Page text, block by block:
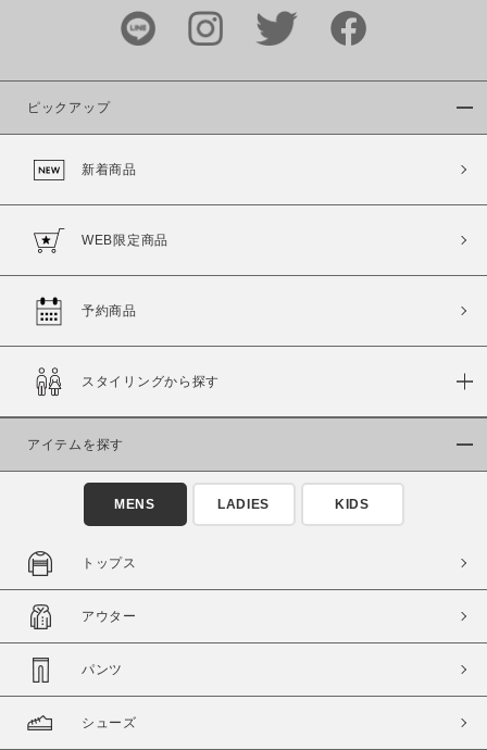
カラー
商品タイプ
通常商品
セール価格 WEB限定
在庫
在庫あり
ピックアップ
新着商品
WEB限定商品
予約商品
スタイリングから探す
アイテムを探す
MENS LADIES KIDS
トップス
アウター
パンツ
シューズ